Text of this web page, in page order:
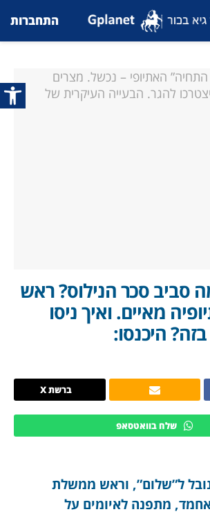
פתח
התחברות
סביב סכר הנילוס? ראש
מאיים. ואיך ניסו
היכנסו:
ברשת X
שלח בוואטסאפ
ל”שלום”, וראש ממשלת
מתפנה לאיומים על